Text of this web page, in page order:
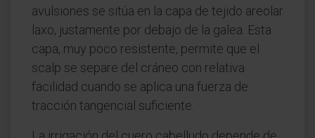
avulsiones se sitúa en la capa de tejido areolar
laxo, justamente por debajo de la galea. Esta
capa, muy poco resistente, permite que el
scalp se separe del cráneo con relativa
facilidad cuando se aplica una fuerza de
tracción tangencial suficiente.